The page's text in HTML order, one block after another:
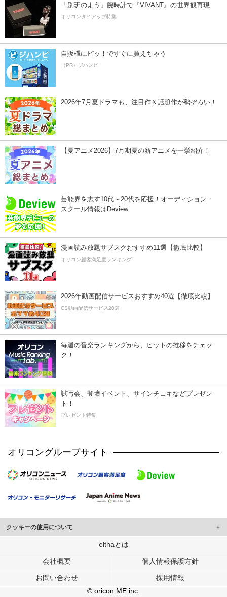
「別班のよう」腕時計で『VIVANT』の世界観再現
オリコンタイアップ特集
自販機にピッ！ですぐに買えちゃう
（PR）ジハンピ
2026年7月夏ドラマも、注目作＆話題作が勢ぞろい！
【夏アニメ2026】7月期夏の新アニメを一挙紹介！
芸能界を志す10代～20代を応援！オーディション・
スクール情報はDeview
漫画読み放題サブスクおすすめ11選【徹底比較】
オリコン顧客満足度ランキング
2026年動画配信サービスおすすめ40選【徹底比較】
CS動画配信サービス20選
毎週の音楽ランキングから、ヒットの推移をチェッ
ク！
試写会、登壇イベント、サインチェキなどプレゼン
ト！
プレゼント特集
オリコングループサイト
クッキーの使用について
このサイトでは Cookie を使用して、ユーザーに合わせたコンテンツや広告の
行っています。
メディアや広告配信、データ解析の各パートナーに提供しています。
ユーザーが各パートナーのサービスを使用したときに収集した他の情報を組み
elthaとは
会社概要 個人情報保護方針
お問い合わせ
採用情報
© oricon ME inc.